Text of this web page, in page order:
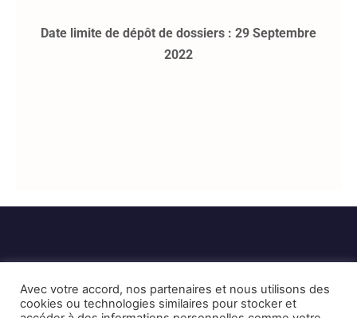
Date limite de dépôt de dossiers : 29 Septembre
2022
Avec votre accord, nos partenaires et nous utilisons des
cookies ou technologies similaires pour stocker et